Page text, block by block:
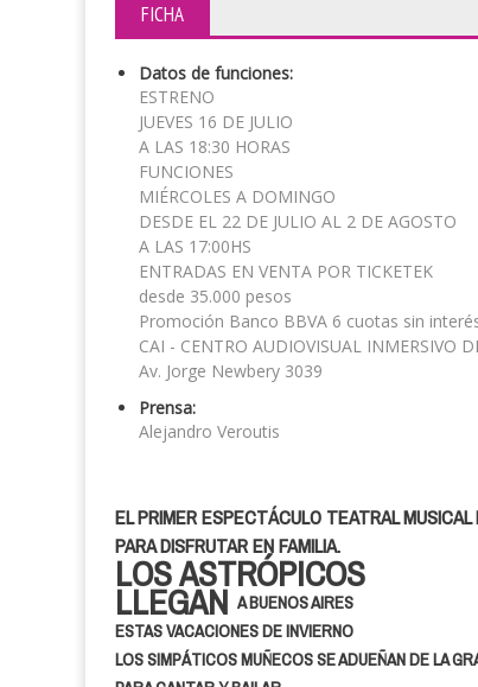
FICHA
Datos de funciones:
ESTRENO
JUEVES 16 DE JULIO
A LAS 18:30 HORAS
FUNCIONES
MIÉRCOLES A DOMINGO
DESDE EL 22 DE JULIO AL 2 DE AGOSTO
A LAS 17:00HS
ENTRADAS EN VENTA POR TICKETEK
desde 35.000 pesos
Promoción Banco BBVA 6 cuotas sin
CAI - CENTRO AUDIOVISUAL INMERSIVO
Av. Jorge Newbery 3039
Prensa:
Alejandro Veroutis
EL PRIMER ESPECTÁCULO TEATRAL
PARA DISFRUTAR EN FAMILIA.
LOS ASTRÓPICOS
LLEGAN A BUENOS AIRES
ESTAS VACACIONES DE INVIERNO
LOS SIMPÁTICOS MUÑECOS SE ADUEÑAN DE LA